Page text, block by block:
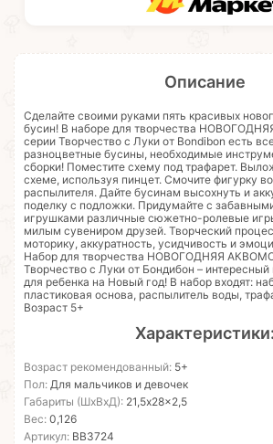
Описание
Сделайте своими руками пять красивых
бусин! В наборе для творчества
серии Творчество с Луки от Bondibon есть
разноцветные бусины, необходимые
сборки! Поместите схему под трафарет.
схеме, используя пинцет. Смочите фигурку
распылителя. Дайте бусинам высохнуть и
поделку с подложки. Придумайте с
игрушками различные сюжетно-ролевые
милым сувениром друзей. Творческий
моторику, аккуратность, усидчивость и
Набор для творчества НОВОГОДНЯЯ
Творчество с Луки от Бондибон –
для ребенка на Новый год! В набор входят:
пластиковая основа, распылитель воды,
Возраст 5+
Характеристики:
Возраст рекомендованный: 5+
Пол: Для мальчиков и девочек
Габариты (ШхВхД): 21,5x28x2,5
Вес: 0,126
Артикул: ВВ3724